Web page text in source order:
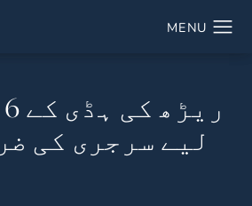
لیے سرجری کی